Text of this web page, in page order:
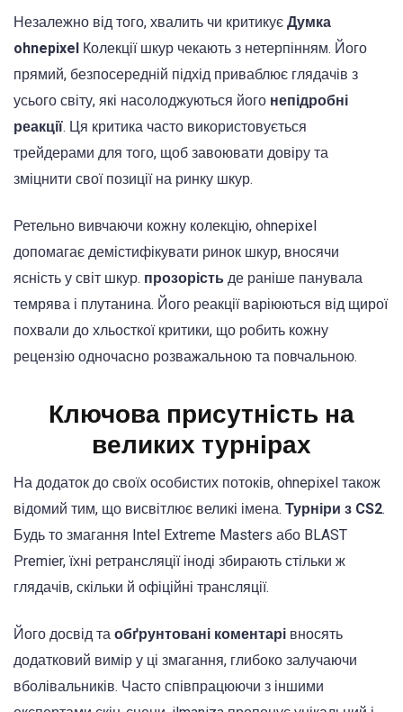
Незалежно від того, хвалить чи критикує Думка
ohnepixel Колекції шкур чекають з нетерпінням. Його
прямий, безпосередній підхід приваблює глядачів з
усього світу, які насолоджуються його непідробні
реакції. Ця критика часто використовується
трейдерами для того, щоб завоювати довіру та
зміцнити свої позиції на ринку шкур.
Ретельно вивчаючи кожну колекцію, ohnepixel
допомагає демістифікувати ринок шкур, вносячи
ясність у світ шкур. прозорість де раніше панувала
темрява і плутанина. Його реакції варіюються від щирої
похвали до хльосткої критики, що робить кожну
рецензію одночасно розважальною та повчальною.
Ключова присутність на
великих турнірах
На додаток до своїх особистих потоків, ohnepixel також
відомий тим, що висвітлює великі імена. Турніри з CS2.
Будь то змагання Intel Extreme Masters або BLAST
Premier, їхні ретрансляції іноді збирають стільки ж
глядачів, скільки й офіційні трансляції.
Його досвід та обґрунтовані коментарі вносять
додатковий вимір у ці змагання, глибоко залучаючи
вболівальників. Часто співпрацюючи з іншими